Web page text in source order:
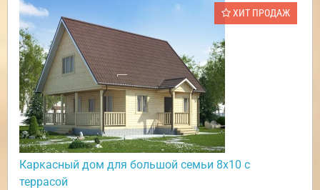
ХИТ ПРОДАЖ
Каркасный дом для большой семьи 8х10 с
террасой